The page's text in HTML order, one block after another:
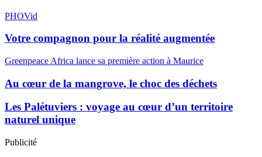
PHOVid
Votre compagnon pour la réalité augmentée
Greenpeace Africa lance sa première action à Maurice
Au cœur de la mangrove, le choc des déchets
Les Palétuviers : voyage au cœur d’un territoire
naturel unique
Publicité